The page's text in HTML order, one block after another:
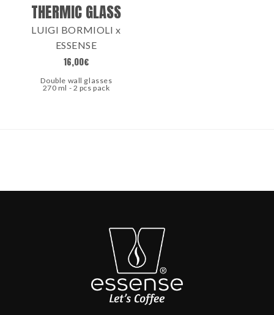
THERMIC GLASS
LUIGI BORMIOLI x
ESSENSE
16,00€
Double wall glasses
270 ml - 2 pcs pack